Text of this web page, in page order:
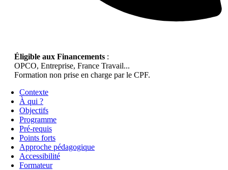
Éligible aux Financements :
OPCO, Entreprise, France Travail...
Formation non prise en charge par le CPF.
Contexte
À qui ?
Objectifs
Programme
Pré-requis
Points forts
Approche pédagogique
Accessibilité
Formateur